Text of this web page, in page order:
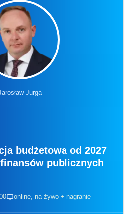
Jurga
budżetowa od 2027
publicznych
online, na żywo + nagranie